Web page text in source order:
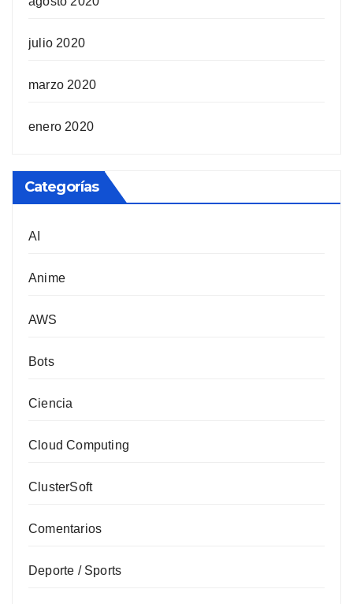
julio 2020
marzo 2020
enero 2020
Categorías
AI
Anime
AWS
Bots
Ciencia
Cloud Computing
ClusterSoft
Comentarios
Deporte / Sports